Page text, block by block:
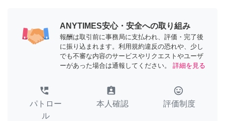
ANYTIMES安心・安全への取り組み
報酬は取引前に事務局に支払われ、評価・完了後
に振り込まれます。利用規約違反の恐れや、少し
でも不審な内容のサービスやリクエストやユーザ
ーがあった場合は通報してください。
詳細を見る
perm_phone_msg
パトロー
ル
assignment_ind
本人確認
tag_faces
評価制度